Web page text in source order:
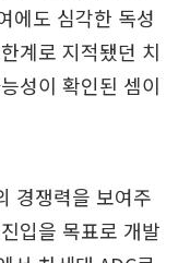
에도 심각한 독성
계로 지적됐던 치
성이 확인된 셈이
경쟁력을 보여주
입을 목표로 개발